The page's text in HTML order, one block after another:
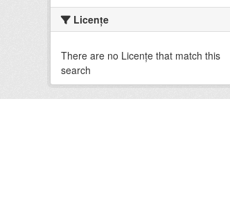
Licenţe
There are no Licenţe that match this
search